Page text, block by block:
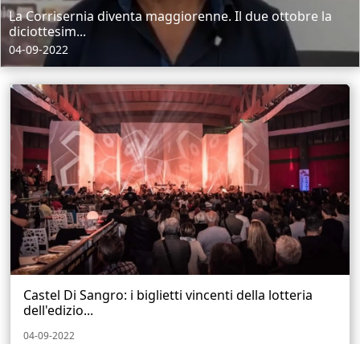
La Corrisernia diventa maggiorenne. Il due ottobre la
diciottesim...
04-09-2022
Castel Di Sangro: i biglietti vincenti della lotteria
dell'edizio...
04-09-2022